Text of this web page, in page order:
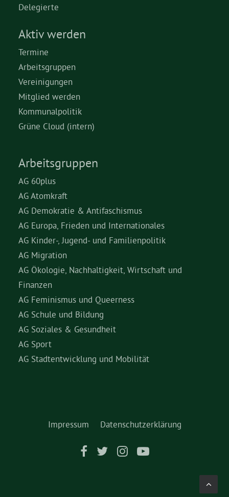
Delegierte
Aktiv werden
Termine
Arbeitsgruppen
Vereinigungen
Mitglied werden
Kommunalpolitik
Grüne Cloud (intern)
Arbeitsgruppen
AG 60plus
AG Atomkraft
AG Demokratie & Antifaschismus
AG Europa, Frieden und Internationales
AG Kinder-, Jugend- und Familienpolitik
AG Migration
AG Ökologie, Nachhaltigkeit, Wirtschaft und
Finanzen
AG Feminismus und Queerness
AG Schule und Bildung
AG Soziales & Gesundheit
AG Sport
AG Stadtentwicklung und Mobilität
Impressum Datenschutzerklärung